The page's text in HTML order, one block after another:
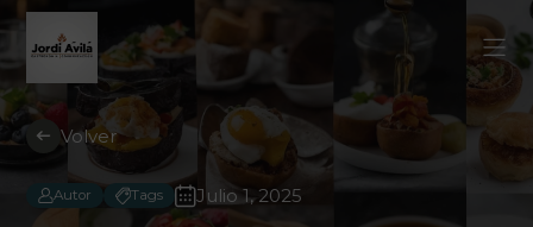
Volver
Autor Tags Julio 1, 2025